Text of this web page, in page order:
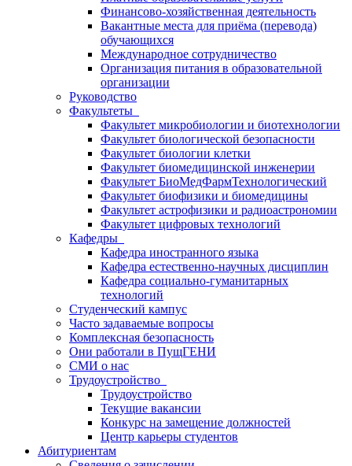
Финансово-хозяйственная деятельность
Вакантные места для приёма (перевода)
обучающихся
Международное сотрудничество
Организация питания в образовательной
организации
Руководство
Факультеты
Факультет микробиологии и биотехнологии
Факультет биологической безопасности
Факультет биологии клетки
Факультет биомедицинской инженерии
Факультет БиоМедФармТехнологический
Факультет биофизики и биомедицины
Факультет астрофизики и радиоастрономии
Факультет цифровых технологий
Кафедры
Кафедра иностранного языка
Кафедра естественно-научных дисциплин
Кафедра социально-гуманитарных
технологий
Студенческий кампус
Часто задаваемые вопросы
Комплексная безопасность
Они работали в ПущГЕНИ
СМИ о нас
Трудоустройство
Трудоустройство
Текущие вакансии
Конкурс на замещение должностей
Центр карьеры студентов
Абитуриентам